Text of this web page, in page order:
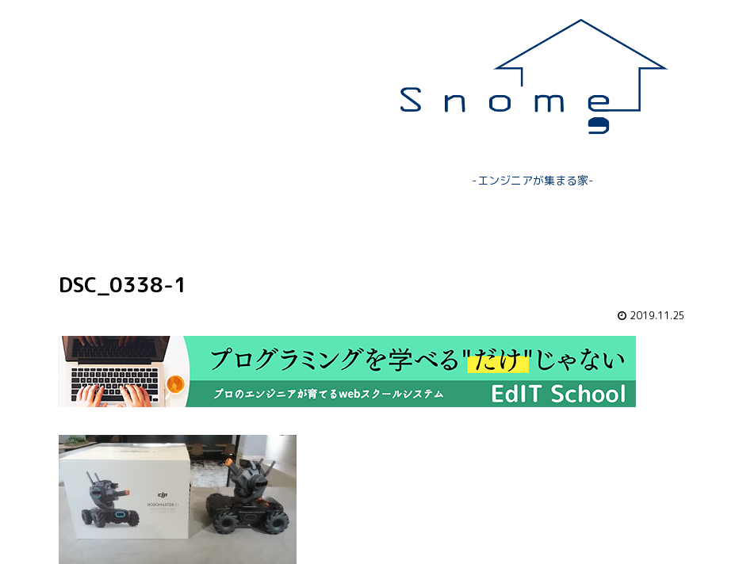
-エンジニアが集まる家-
DSC_0338-1
2019.11.25